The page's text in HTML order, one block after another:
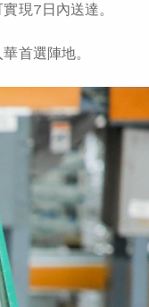
現7日內送達。
首選陣地。